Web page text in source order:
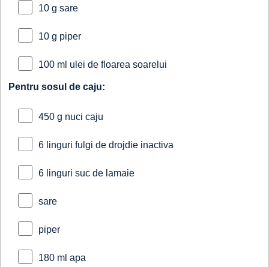
10 g sare
10 g piper
100 ml ulei de floarea soarelui
Pentru sosul de caju:
450 g nuci caju
6 linguri fulgi de drojdie inactiva
6 linguri suc de lamaie
sare
piper
180 ml apa